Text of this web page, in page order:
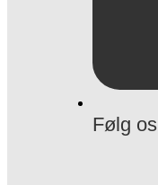
Følg os